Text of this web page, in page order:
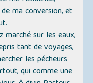
ma conversion, et
marché sur les eaux,
tant de voyages,
les pécheurs
qui comme une